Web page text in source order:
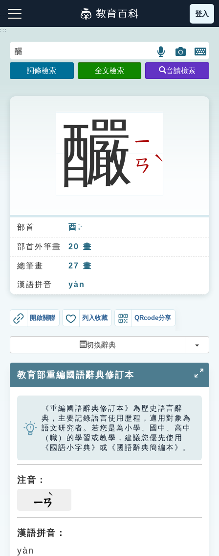
到
主
:::
注音索引圖示 筆畫索引圖示 部首索引表圖示
索引選單
知識索引
單字索引
生命大百科索引
遊戲專區
教學應用
貓頭鷹博士
登入
:::
語
言
搜
示
圖
片
搜
開
鍵
圖
詞條檢索 全文檢索 音讀檢索
釅ㄧ
ㄢˋ
部首 酉 ㄧㄡˇ
部首外筆畫 20 畫
總筆畫 27 畫
漢語拼音 yàn
開啟關聯 列入收藏 QRcode分享
切換辭典 切換
教育部重編國語辭典修訂本
《重編國語辭典修訂本》為歷史語言辭
典，主要記錄語言使用歷程，適用對象為
語文研究者。若您是為小學、國中、高中
（職）的學習或教學，建議您優先使用
《國語小字典》或《國語辭典簡編本》。
注音：
ㄧㄢ
漢語拼音：
yàn